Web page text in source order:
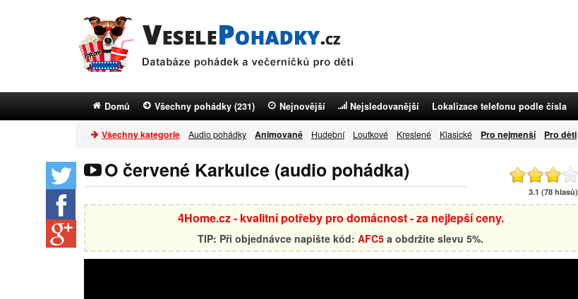
Domů Všechny pohádky (231) Nejnovější Nejsledovanější Lokalizace telefonu podle čísla
Všechny kategorie Audio pohádky Animované Hudební Loutkové Kreslené Klasické Pro nejmenší Pro děti
O červené Karkulce (audio pohádka)
3.1 (78 hlasů)
4Home.cz - kvalitní potřeby pro domácnost - za nejlepší ceny.
TIP: Při objednávce napište kód:AFC5 a obdržíte slevu 5%.